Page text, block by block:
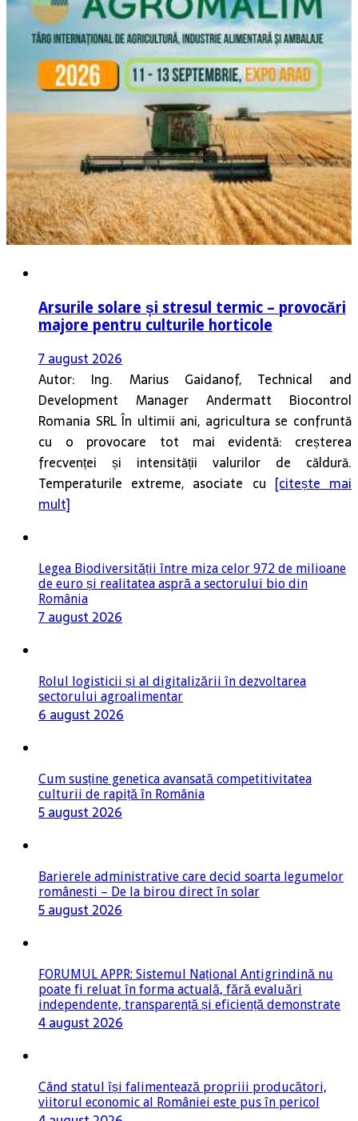
Arsurile solare și stresul termic – provocări
majore pentru culturile horticole
7 august 2026
Autor: Ing. Marius Gaidanof, Technical and
Development Manager Andermatt Biocontrol
Romania SRL În ultimii ani, agricultura se confruntă
cu o provocare tot mai evidentă: creșterea
frecvenței și intensității valurilor de căldură.
Temperaturile extreme, asociate cu[citește mai
mult]
Legea Biodiversității între miza celor 972 de milioane
de euro și realitatea aspră a sectorului bio din
România
7 august 2026
Rolul logisticii și al digitalizării în dezvoltarea
sectorului agroalimentar
6 august 2026
Cum susține genetica avansată competitivitatea
culturii de rapiță în România
5 august 2026
Barierele administrative care decid soarta legumelor
românești – De la birou direct în solar
5 august 2026
FORUMUL APPR: Sistemul Național Antigrindină nu
poate fi reluat în forma actuală, fără evaluări
independente, transparență și eficiență demonstrate
4 august 2026
Când statul își falimentează propriii producători,
viitorul economic al României este pus în pericol